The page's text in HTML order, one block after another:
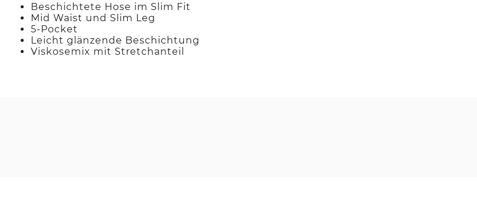
Beschichtete Hose im Slim Fit
Mid Waist und Slim Leg
5-Pocket
Leicht glänzende Beschichtung
Viskosemix mit Stretchanteil